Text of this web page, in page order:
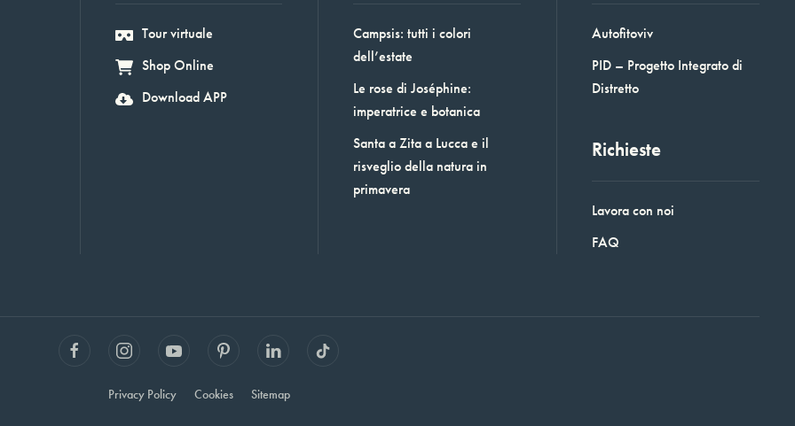
Tour virtuale
Shop Online
Download APP
Campsis: tutti i colori
dell’estate
Le rose di Joséphine:
imperatrice e botanica
Santa a Zita a Lucca e il
risveglio della natura in
primavera
Autofitoviv
PID – Progetto Integrato di
Distretto
Richieste
Lavora con noi
FAQ
Privacy Policy Cookies Sitemap